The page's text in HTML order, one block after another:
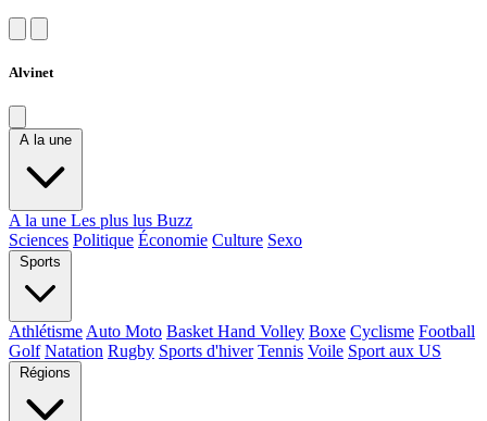
Alvinet
A la une
A la une Les plus lus Buzz
Sciences Politique Économie Culture Sexo
Sports
Athlétisme Auto Moto Basket Hand Volley Boxe Cyclisme Football
Golf Natation Rugby Sports d'hiver Tennis Voile Sport aux US
Régions